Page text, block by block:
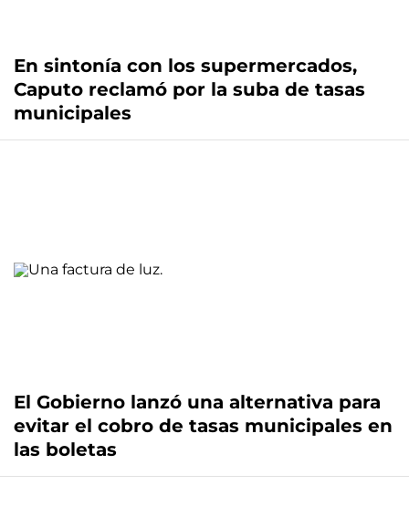
En sintonía con los supermercados,
Caputo reclamó por la suba de tasas
municipales
El Gobierno lanzó una alternativa para
evitar el cobro de tasas municipales en
las boletas